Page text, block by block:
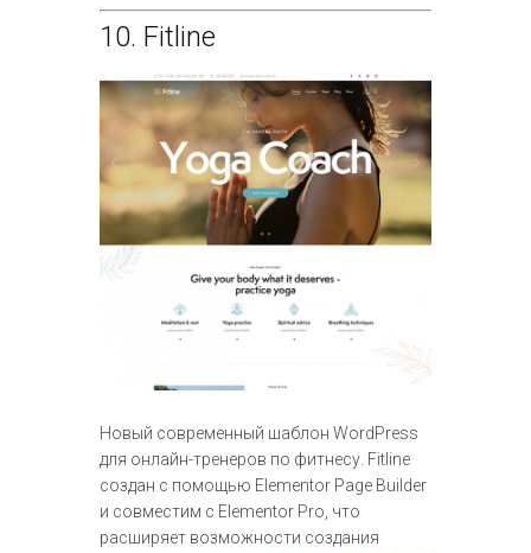
10. Fitline
Новый современный шаблон WordPress
для онлайн-тренеров по фитнесу. Fitline
создан с помощью Elementor Page Builder
и совместим с Elementor Pro, что
расширяет возможности создания